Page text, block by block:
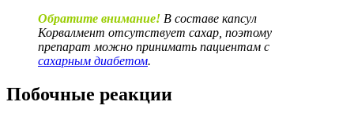
Обратите внимание! В составе капсул
Корвалмент отсутствует сахар, поэтому
препарат можно принимать пациентам с
сахарным диабетом.
Побочные реакции